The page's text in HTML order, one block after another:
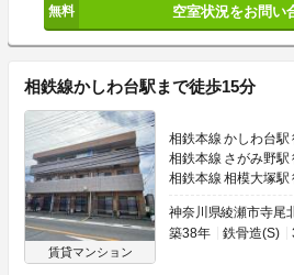
空室状況をお問い
相鉄線かしわ台駅まで徒歩15分
賃貸マンション
相鉄本線 かしわ台駅
相鉄本線 さがみ野駅
相鉄本線 相模大塚駅
神奈川県綾瀬市寺尾
築38年
鉄骨造(S)